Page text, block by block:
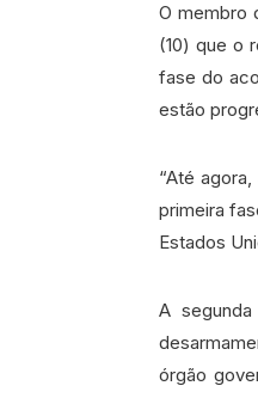
O membro
(10) que o
fase do
estão
“Até
primeira
Estados
A
órgão